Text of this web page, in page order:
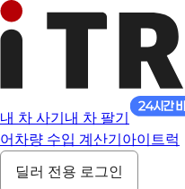
내 차 사기 내 차 팔기
어 차량 수입 계산기 아이트럭
딜러 전용 로그인